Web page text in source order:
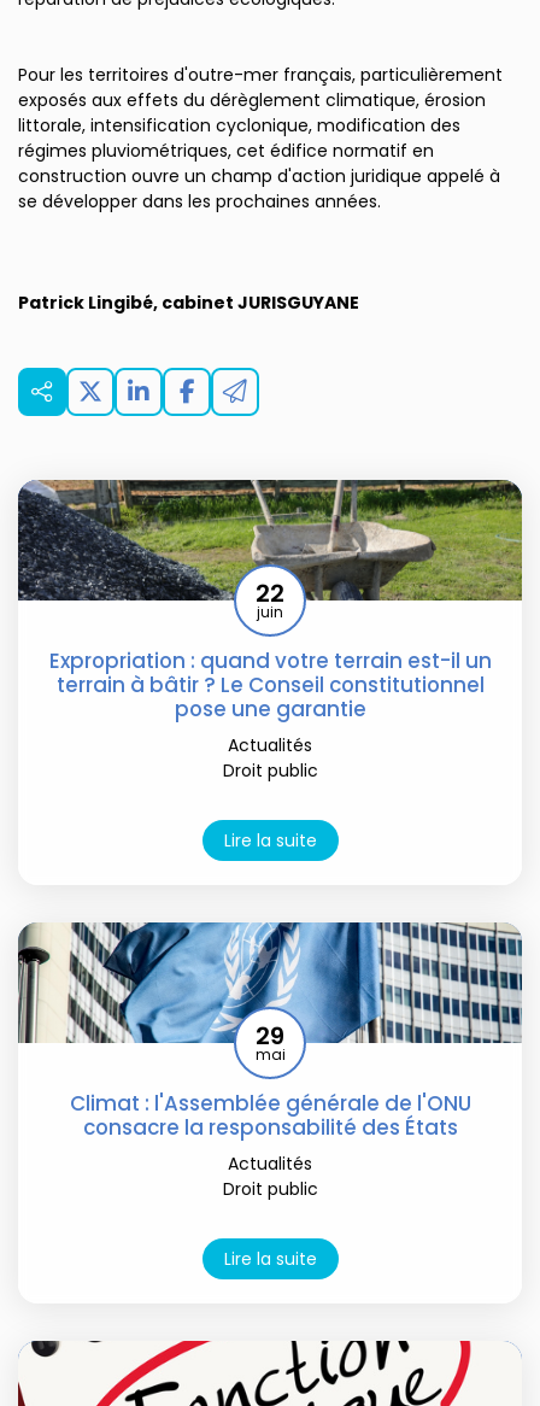
Pour les territoires d'outre-mer français, particulièrement
exposés aux effets du dérèglement climatique, érosion
littorale, intensification cyclonique, modification des
régimes pluviométriques, cet édifice normatif en
construction ouvre un champ d'action juridique appelé à
se développer dans les prochaines années.
Patrick Lingibé, cabinet JURISGUYANE
Expropriation : quand votre terrain est-il un
terrain à bâtir ? Le Conseil constitutionnel
pose une garantie
22
juin
Actualités
Droit public
Lire la suite
Climat : l'Assemblée générale de l'ONU
consacre la responsabilité des États
29
mai
Actualités
Droit public
Lire la suite